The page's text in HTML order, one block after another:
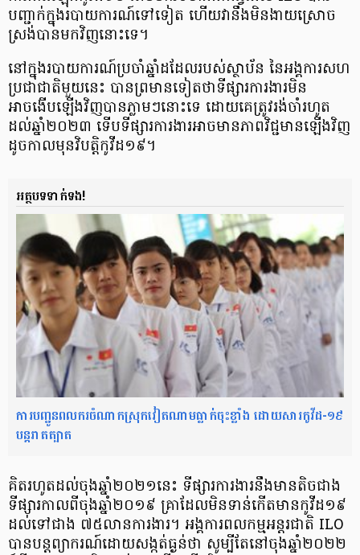
បញ្ជាក់ក្នុងរបាយការណ៍ទៅទៀត ហើយវានឹងមិនងាយស្រោច
ស្រង់បានមកវិញនោះទេ។
នៅក្នុងរបាយការណ៍ប្រចាំឆ្នាំដដែលរបស់ស្ថាប័ន នៃអង្គការសហ
ប្រជាជាតិមួយនេះ បានព្រមានទៀតថាទីផ្សារការងារមិន
អាចងើបឡើងវិញបានភ្លាមៗនោះទេ ដោយគេត្រូវរង់ចាំរហូត
ដល់ឆ្នាំ២០២៣ ទើបទីផ្សារការងារអាចមានភាពវិជ្ជមានឡើងវិញ
ដូចកាលមុនវិបត្តិកូវីដ១៩។
អត្ថបទទាក់ទង!
ការបញ្ជូនពលករចំណាកស្រុកវៀតណាមធ្លាក់ចុះខ្លាំង ដោយសារកូវីដ-១៩
បន្តរាតត្បាត
គិតរហូតដល់ចុងឆ្នាំ២០២១នេះ ទីផ្សារការងារនឹងមានតិចជាង
ទីផ្សារកាលពីចុងឆ្នាំ២០១៩ គ្រាដែលមិនទាន់កើតមានកូវីដ១៩
ដល់ទៅជាង ៧៥លានការងារ។ អង្គការពលកម្មអន្តរជាតិ ILO
បានបន្តព្យាករណ៍ដោយសង្កត់ធ្ងន់ថា សូម្បីតែនៅចុងឆ្នាំ២០២២